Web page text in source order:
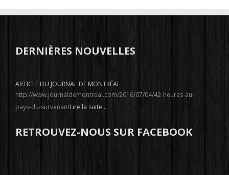
DERNIÈRES NOUVELLES
ARTICLE DU JOURNAL DE MONTRÉAL
http://www.journaldemontreal.com/2016/07/04/42-heures-au-
pays-du-survenantLire la suite...
RETROUVEZ-NOUS SUR FACEBOOK